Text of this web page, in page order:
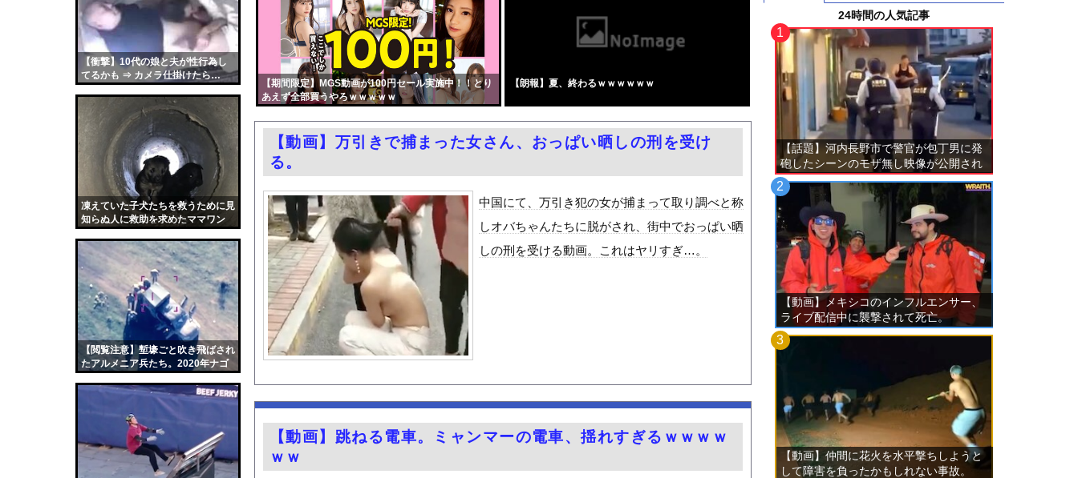
【衝撃】10代の娘と夫が性行為し
てるかも ⇒ カメラ仕掛けたら…
凍えていた子犬たちを救うために見
知らぬ人に救助を求めたママワン
【閲覧注意】塹壕ごと吹き飛ばされ
たアルメニア兵たち。2020年ナゴ
め。
エロ漫画『冥婚の花嫁～無限快楽地獄～』をrawやhitomiを使わずに無料で読む方法...
【朗報】ヒカキンなんと実質200万円以上の支援物資を寄付してしまう・・・
【悲報】アメリカ政府、日本円をアルゼンチン通貨危機と同列扱いへ・・・
中国「大洪水！」三峡ダム「9門開放！（全力放流」中国都市「三峡沿線の道路水没」中国政...
尻肉が凄い神宮寺ナオのAVより抜けそうな新ヌード part4
【悲報】ショートスリーパー堀大輔さん、リスナーから「寝たほうがいい！」と言われてガチ...
国税局職員（25）、税務調査で知り合った納税者の自宅に出入りしお小遣い1億5000万...
佐藤寛子、ヌード乳首濡れ場がエロ過ぎる！ヘアヌード写真集の全裸、全盛期グラビア、最高...
過給なしで420ps。しかもL型エンジン…このS31Zいくらかかってるんだ…
渡邊渚さん「私がPTSDと診断された当時、世間はまだPTSDという言葉は浸透されてい...
職場の人妻と不倫をして、ついに、、、
韓国国会、サッカー前代表監督を追及「なぜ負けたのか」
日本旅行キャンセルすべきか…1万年ぶり史上最大級の火山の兆し＝韓国の反応
うちのネコが目の前にいた。私が上に物を投げるフリをする → 猫はこうなります…
AV女優と間近で会ってから家帰って抜くって気持ちいいだろな！
林佑香アナ ピタパンのお尻くっきりレポート！！
【緊急】今の若者に急増している『コレ』依存、めちゃくちゃ深刻な模様w w w w w...
成金クソ坊主と葬儀屋が大喜びする葬式とかいうゴミイベント ガチで高すぎると話題に
【動画】これはひどい…右折禁止なのに軽自動車が突如右折し路面電車と衝突→乗ってた三人...
【画像】このバレー女子の中で着床するまで即ハメしたい女子選べwwwwwwww
【期間限定】MGS動画が100円セール実施中！！とり
あえず全部買うやろｗｗｗｗｗ
【朗報】夏、終わるｗｗｗｗｗｗ
ンク
自動
更新
【動画】万引きで捕まった女さん、おっぱい晒しの刑を受け
る。
中国にて、万引き犯の女が捕まって取り調べと称
しオバちゃんたちに脱がされ、街中でおっぱい晒
しの刑を受ける動画。これはヤリすぎ…。
【動画】跳ねる電車。ミャンマーの電車、揺れすぎるｗｗｗｗ
ｗｗ
24時間の人気記事
【話題】河内長野市で警官が包丁男に発
砲したシーンのモザ無し映像が公開され
る。
【動画】メキシコのインフルエンサー、
ライブ配信中に襲撃されて死亡。
【動画】仲間に花火を水平撃ちしようと
して障害を負ったかもしれない事故。